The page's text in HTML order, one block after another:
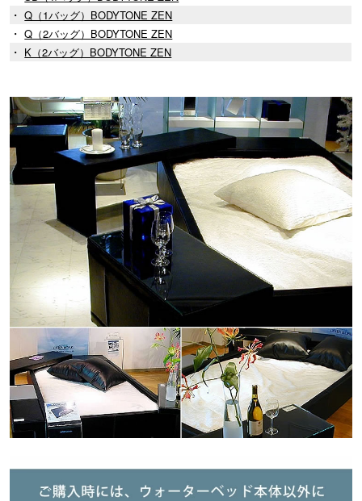
・Q（1バッグ）BODYTONE ZEN
・Q（2バッグ）BODYTONE ZEN
・ K（2バッグ）BODYTONE ZEN